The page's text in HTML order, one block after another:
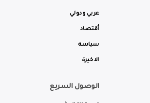
عربي ودولي
أقتصاد
سياسة
الاخيرة
الوصول السريع